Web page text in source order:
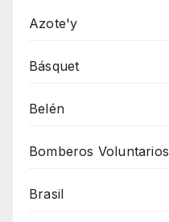
Azote'y
Básquet
Belén
Bomberos Voluntarios
Brasil